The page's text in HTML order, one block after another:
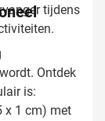
tijdens
Ontdek
is:
x 1 cm) met